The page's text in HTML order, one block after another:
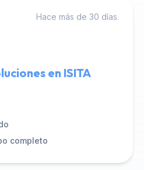
Hace más de 30 días.
en ISITA
completo